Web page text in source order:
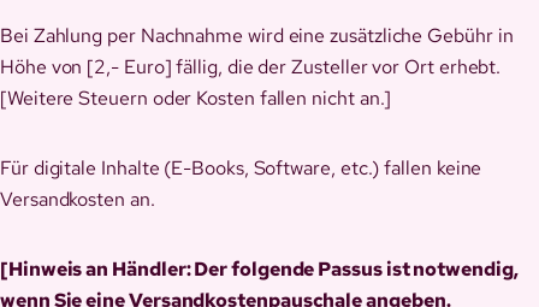
Bei Zahlung per Nachnahme wird eine zusätzliche Gebühr in
Höhe von [2,- Euro] fällig, die der Zusteller vor Ort erhebt.
[Weitere Steuern oder Kosten fallen nicht an.]
Für digitale Inhalte (E-Books, Software, etc.) fallen keine
Versandkosten an.
[Hinweis an Händler: Der folgende Passus ist notwendig,
wenn Sie eine Versandkostenpauschale angeben.